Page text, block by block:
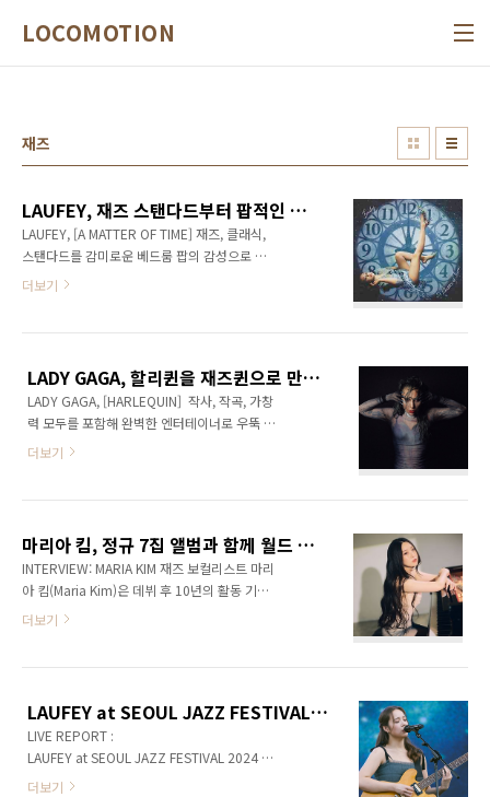
LOCOMOTION
재즈
LAUFEY, 재즈 스탠다드부터 팝적인 편곡까지 다양하고 더욱 달콤해진 그녀의 노래들
LAUFEY, [A MATTER OF TIME] 재즈, 클래식,
스탠다드를 감미로운 베드룸 팝의 감성으로 풀
어온 레이베이는 아이슬란드와 워싱턴 D.C.에서
(2023)을 통해 이젠 세계적 인기 팝-재즈 싱어송
라이터로 성장했다. 그녀의 곡들은 현재까지 글
로벌 스트리밍 50억회 이상을 기록했고, 2집은
재즈 앨범으로서는 드물게 빌보드 앨범차트 18
다. 또한 평단의 찬사 속에 2024년 그래미 시상
더보기
LADY GAGA, 할리퀸을 재즈퀸으로 만든 명작
LADY GAGA, [HARLEQUIN] 작사, 작곡, 가창
력 모두를 포함해 완벽한 엔터테이너로 우뚝 선
레이디 가가는 브래들리 쿠퍼(Bradley
다. 이 여세를 몰아 그녀는 토드 필립스(Todd
Phillips)의 영화 [조커: 폴리 아되(Joker: Folie
a Deux)]에서 할리퀸 역할을 맡았는데, 그 작품
의 사운드트랙과 관련이 짙으면서도 독립적으로
(Companion Album)이자 일곱 번째 정규앨범
더..
더보기
마리아 킴, 정규 7집 앨범과 함께 월드 투어를 다녀온 한국 재즈 신의 대표 보컬리스트
INTERVIEW: MARIA KIM 재즈 보컬리스트 마리
아 킴(Maria Kim)은 데뷔 후 10년의 활동 기간
동안 7장의 스튜디오 앨범을 발매한 것만으로도
터뷰 진행, 정리 허희필사진 제공 마리아
킴 대중음악 종합 매거진 로코모션의 인터뷰
에 응해주어 감사하다. 독자들께 소개 부탁한다.
마리아 킴: 재즈 피아니스트이자 보컬리스트
더보기
LAUFEY at SEOUL JAZZ FESTIVAL 2024, Z세대를 대표할 여성 재즈 싱어송라이터의 첫 내한 무대
LIVE REPORT :
LAUFEY at SEOUL JAZZ FESTIVAL 2024 일
시: 2024년 6월 2일 (토) 장소: 서울 올림픽공원
더보기